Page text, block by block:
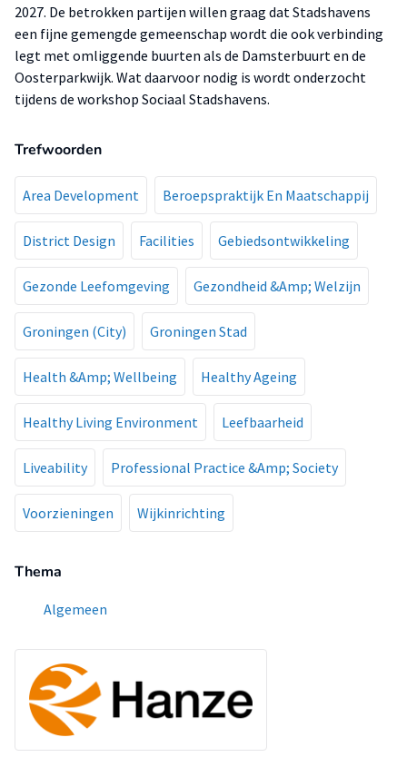
2027. De betrokken partijen willen graag dat Stadshavens
een fijne gemengde gemeenschap wordt die ook verbinding
legt met omliggende buurten als de Damsterbuurt en de
Oosterparkwijk. Wat daarvoor nodig is wordt onderzocht
tijdens de workshop Sociaal Stadshavens.
Trefwoorden
Area Development Beroepspraktijk En Maatschappij
District Design Facilities Gebiedsontwikkeling
Gezonde Leefomgeving Gezondheid &Amp; Welzijn
Groningen (City) Groningen Stad
Health &Amp; Wellbeing Healthy Ageing
Healthy Living Environment Leefbaarheid
Liveability Professional Practice &Amp; Society
Voorzieningen Wijkinrichting
Thema
Algemeen